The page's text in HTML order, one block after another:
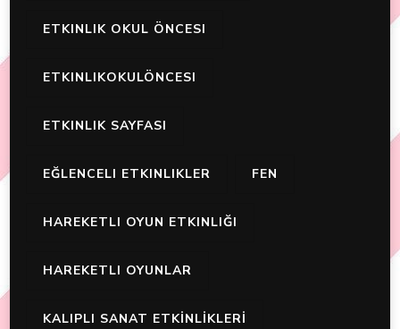
ETKINLIK OKUL ÖNCESI
ETKINLIKOKULÖNCESI
ETKINLIK SAYFASI
EĞLENCELI ETKINLIKLER FEN
HAREKETLI OYUN ETKINLIĞI
HAREKETLI OYUNLAR
KALIPLI SANAT ETKİNLİKLERİ